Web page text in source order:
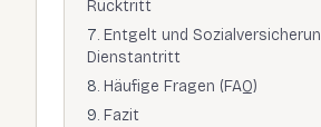
Rücktritt
Entgelt und
Dienstantritt
Häufige Fragen (FAQ)
Fazit